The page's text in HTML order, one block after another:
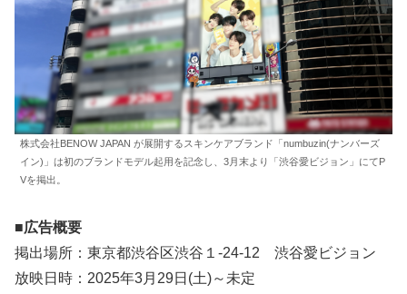
株式会社BENOW JAPAN が展開するスキンケアブランド「numbuzin(ナンバーズ
イン)」は初のブランドモデル起用を記念し、3月末より「渋谷愛ビジョン」にてP
Vを掲出。
■広告概要
掲出場所：東京都渋谷区渋谷１-24-12 渋谷愛ビジョン
放映日時：2025年3月29日(土)～未定